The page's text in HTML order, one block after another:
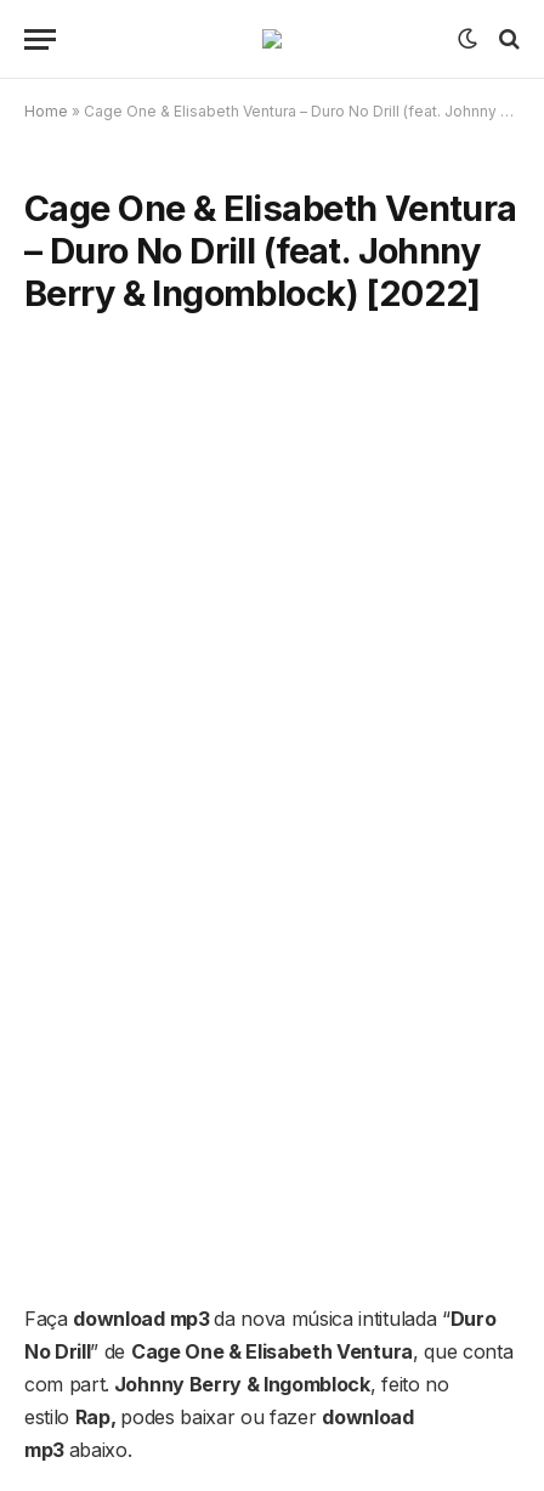
Home » Cage One & Elisabeth Ventura – Duro No Drill (feat. Johnny Berry & Ingomblock) [2022]
Cage One & Elisabeth Ventura
– Duro No Drill (feat. Johnny
Berry & Ingomblock) [2022]
Faça download mp3da nova música intitulada “Duro
No Drill” de Cage One & Elisabeth Ventura, que conta
com part. Johnny Berry & Ingomblock, feito no
estilo Rap, podes baixar ou fazer download
mp3 abaixo.